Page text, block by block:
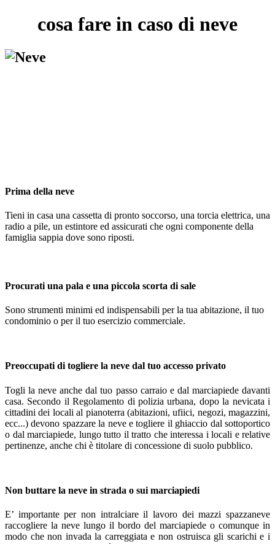
cosa fare in caso di neve
Prima della neve
Tieni in casa una cassetta di pronto soccorso, una torcia elettrica, una
radio a pile, un estintore ed assicurati che ogni componente della
famiglia sappia dove sono riposti.
Procurati una pala e una piccola scorta di sale
Sono strumenti minimi ed indispensabili per la tua abitazione, il tuo
condominio o per il tuo esercizio commerciale.
Preoccupatidi togliere la neve dal tuo accesso privato
Togli la neve anche dal tuo passo carraio e dal marciapiede davanti
casa. Secondo il Regolamento di polizia urbana, dopo la nevicata i
cittadini dei locali al pianoterra (abitazioni, ufiici, negozi, magazzini,
ecc...) devono spazzare la neve e togliere il ghiaccio dal sottoportico
o dal marciapiede, lungo tutto il tratto che interessa i locali e relative
pertinenze, anche chi è titolare di concessione di suolo pubblico.
Non buttare la neve in strada o sui marciapiedi
E’ importante per non intralciare il lavoro dei mazzi spazzaneve
raccogliere la neve lungo il bordo del marciapiede o comunque in
modo che non invada la carreggiata e non ostruisca gli scarichi e i